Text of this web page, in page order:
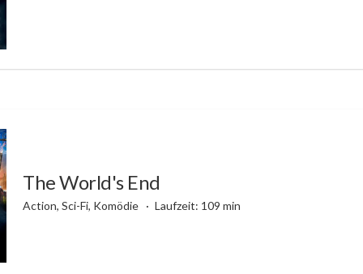
The World's End
Action, Sci-Fi, Komödie Laufzeit: 109 min